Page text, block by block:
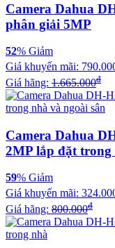
Camera Dahua
phân giải 5MP
52% Giảm
Giá khuyến mãi:
Giá hãng: 1.665.000đ
Camera Dahua
2MP lắp đặt trong
59% Giảm
Giá khuyến mãi:
Giá hãng: 800.000đ